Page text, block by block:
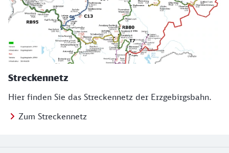
Streckennetz
Hier finden Sie das Streckennetz der Erzgebirgsbahn.
Zum Streckennetz